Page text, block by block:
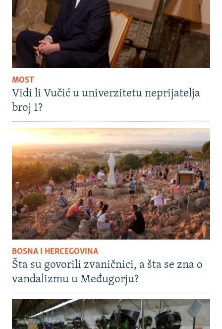
MOST
Vidi li Vučić u univerzitetu neprijatelja
broj 1?
BOSNA I HERCEGOVINA
Šta su govorili zvaničnici, a šta se zna o
vandalizmu u Međugorju?